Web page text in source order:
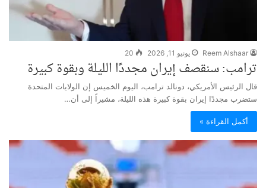
Reem Alshaar يونيو 11, 2026 20
ترامب: سنقصف إيران مجددًا الليلة وبقوة كبيرة
قال الرئيس الأمريكي، دونالد ترامب، اليوم الخميس إن الولايات المتحدة
ستضرب مجددًا إيران بقوة كبيرة هذه الليلة، مشيراً إلى أن…
أكمل القراءة »